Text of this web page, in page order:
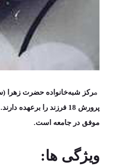
مرکز شبه‌خانواده حضرت زهرا
پرورش 18 فرزند را برعهده
موفق در جامعه است.
ویژگی ها: